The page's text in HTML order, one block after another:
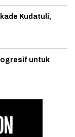
Kudatuli,
untuk